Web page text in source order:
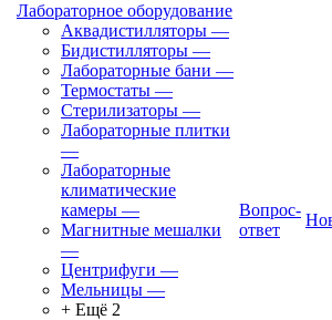
Лабораторное оборудование
Аквадистилляторы —
Бидистилляторы —
Лабораторные бани —
Термостаты —
Стерилизаторы —
Лабораторные плитки
—
Лабораторные
климатические
камеры —
Магнитные мешалки
—
Центрифуги —
Мельницы —
+ Ещё 2
Вопрос-
ответ